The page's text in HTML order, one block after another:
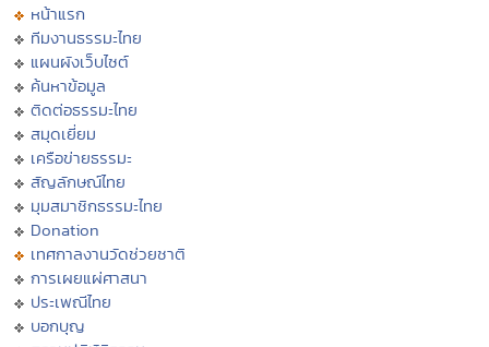
หน้าแรก
ทีมงานธรรมะไทย
แผนผังเว็บไซต์
ค้นหาข้อมูล
ติดต่อธรรมะไทย
สมุดเยี่ยม
เครือข่ายธรรมะ
สัญลักษณ์ไทย
มุมสมาชิกธรรมะไทย
Donation
เทศกาลงานวัดช่วยชาติ
การเผยแผ่ศาสนา
ประเพณีไทย
บอกบุญ